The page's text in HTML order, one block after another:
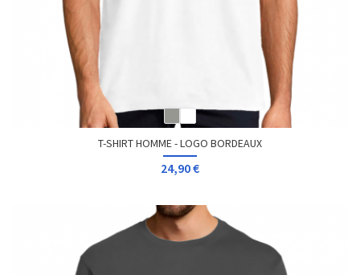
T-SHIRT HOMME - LOGO BORDEAUX
24,90 €